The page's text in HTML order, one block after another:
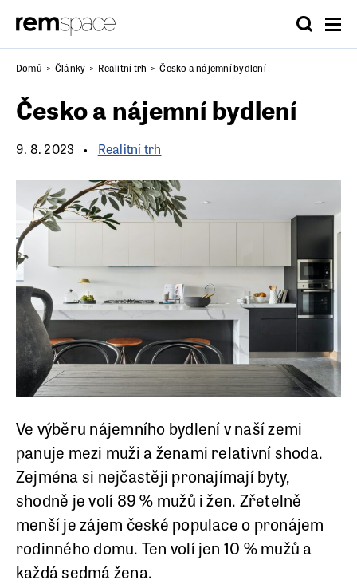
Domů Články Realitní trh Česko a nájemní bydlení
Česko a nájemní bydlení
9. 8. 2023 Realitní trh
Ve výběru nájemního bydlení v naší zemi
panuje mezi muži a ženami relativní shoda.
Zejména si nejčastěji pronajímají byty,
shodně je volí 89 % mužů i žen. Zřetelně
menší je zájem české populace o pronájem
rodinného domu. Ten volí jen 10 % mužů a
každá sedmá žena.